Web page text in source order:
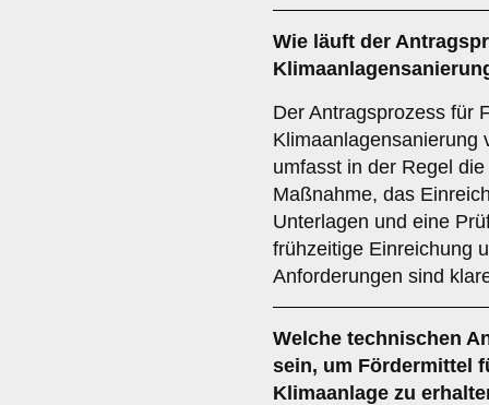
Wie läuft der
Der Antragsprozess für
Klimaanlagensanierung
umfasst in der Regel
Maßnahme, das
Unterlagen und eine
frühzeitige Einreichung
Anforderungen sind
Welche technischen
sein, um Fördermittel
Klimaanlage zu